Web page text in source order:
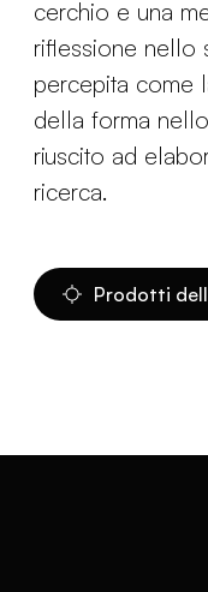
cerchio e una
riflessione nello
percepita come
della forma
riuscito ad
ricerca.
Prodotti